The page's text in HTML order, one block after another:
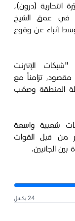
انتحارية (درون)،
في عمق الشيخ
أنباء عن وقوع
الإنترنت
تزامناً مع
المنطقة وصعّب
شعبية واسعة
من قبل القوات
الجانبين.
24 بكسل